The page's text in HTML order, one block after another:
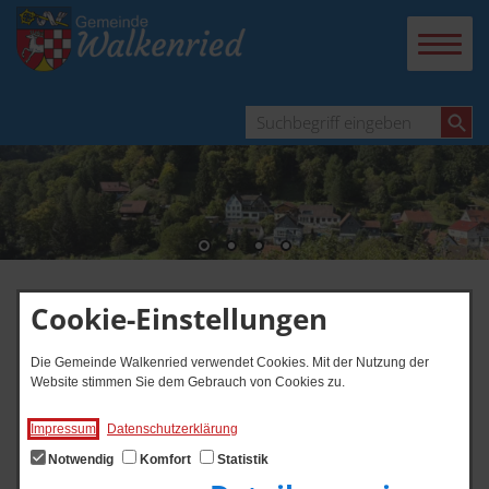
Cookie-Einstellungen
Die Gemeinde Walkenried verwendet Cookies. Mit der Nutzung der
Website stimmen Sie dem Gebrauch von Cookies zu.
Impressum
Datenschutzerklärung
Notwendig
Komfort Statistik
Digitales Rathaus
Start
Bürgerbüro und Ordnungsamt am 16. Dezember vormittags